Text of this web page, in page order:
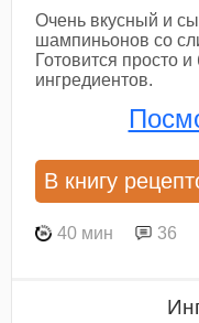
Очень вкусный и
шампиньонов со
Готовится просто
ингредиентов.
В книгу
40 мин 36